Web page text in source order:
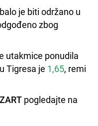
je biti održano u
zbog
utakmice ponudila
Tigresa je 1,65, remi
pogledajte na